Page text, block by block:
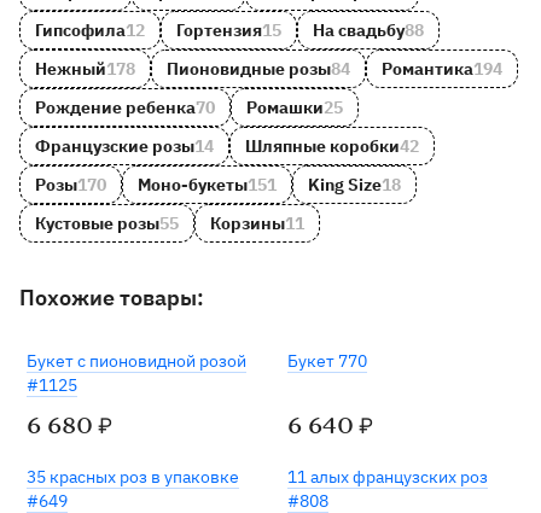
Гипсофила12 Гортензия15 На свадьбу88
Нежный178 Пионовидные розы84 Романтика194
Рождение ребенка70 Ромашки25
Французские розы14 Шляпные коробки42
Розы170 Моно-букеты151 King Size18
Кустовые розы55 Корзины11
Похожие товары:
Букет с пионовидной розой
#1125
6 680 ₽
Букет 770
6 640 ₽
35 красных роз в упаковке
#649
11 алых французских роз
#808